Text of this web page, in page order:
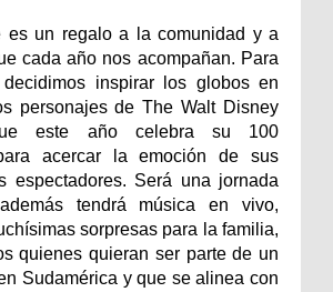
es un regalo a la comunidad y a
cada año nos acompañan. Para
inspirar los globos en
personajes de The Walt Disney
este año celebra su 100
acercar la emoción de sus
espectadores. Será una jornada
tendrá música en vivo,
sorpresas para la familia,
quienes quieran ser parte de un
Sudamérica y que se alinea con